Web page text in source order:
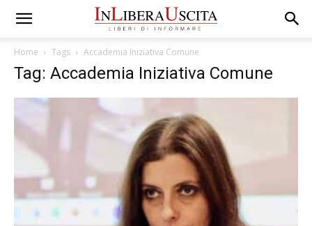
Home Tags Accademia Iniziativa Comune
Tag: Accademia Iniziativa Comune